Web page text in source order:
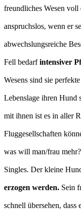
freundliches Wesen voll
anspruchslos, wenn er
abwechslungsreiche
Fell bedarfintensiver
Wesens sind sie
Lebenslage ihren Hund
mit ihnen ist es in aller
Fluggesellschaften
was will man/frau
Singles. Der kleine
erzogen werden. Sein
schnell übersehen,